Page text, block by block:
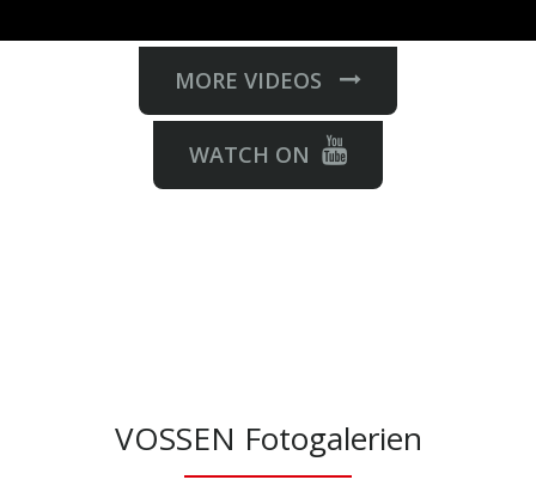
MORE VIDEOS
WATCH ON
VOSSEN Fotogalerien